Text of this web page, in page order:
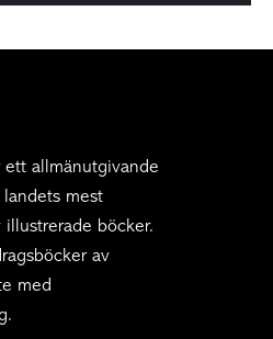
ett allmänutgivande
mest
böcker.
av
med